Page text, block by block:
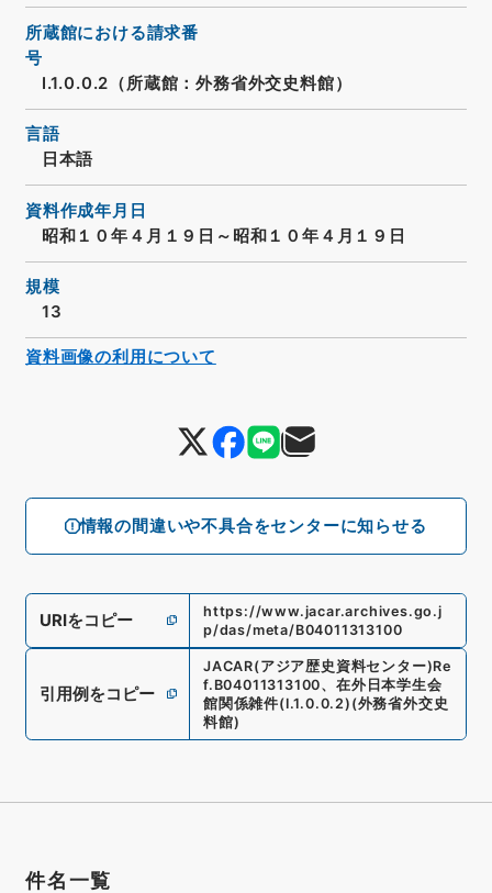
情報の間違いや不具合をセンターに知らせる
所蔵館における請求番
号
I.1.0.0.2（所蔵館：外務省外交史料館）
言語
日本語
資料作成年月日
昭和１０年４月１９日～昭和１０年４月１９日
規模
13
URIをコピー
https://www.jacar.archives.go.j
p/das/meta/B04011313100
引用例をコピー
JACAR(アジア歴史資料センター)Re
f. B04011313100、 在外日本学生会
館関係雑件(I.1.0.0.2) (外務省外交史
料館)
資料画像の利用について
件名一覧